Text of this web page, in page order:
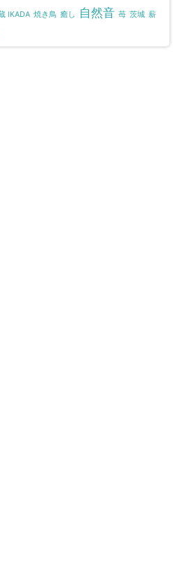
IKADA 焼き鳥 癒し 自然音 苺 茨城 薪